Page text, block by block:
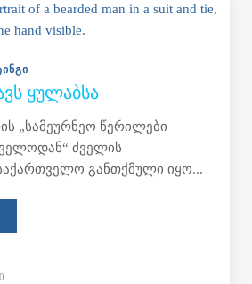
ᲧᲣᲚᲐᲑᲡᲐ
„სამეურნეო წერილები
ძველის
განთქმული იყო...